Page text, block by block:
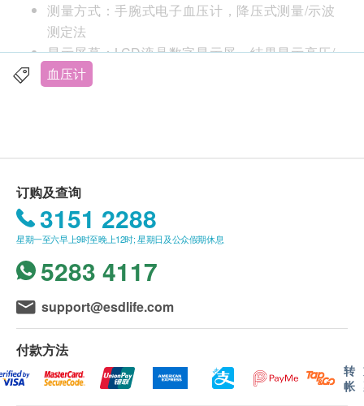
测量方式：手腕式电子血压计，降压式测量/示波
测定法
显示屏幕：LCD液晶数字显示屏，结果显示高压/
低压/脉搏，大屏大字，读数清晰。
3次测量结果的平均读数，方便用户调取数据对比
自动关机：手动关机或无操作1分钟后自动关机，
操作简单便捷
单位转换：血压值单位Kpa和mmHg两种显示单位
转换（开机默认单位为mmHg）
超压保护：功能气压超过295mmHg-20ms则自动
快速排气
错误提示：功能方便用户查找错误原因
低电检测：功能任何工作状态下检测低电，LCD显
示屏提示低电
血压计
订购及查询
3151 2288
星期一至六早上9时至晚上12时; 星期日及公众假期休息
5283 4117
support@esdlife.com
付款方法
转
帐